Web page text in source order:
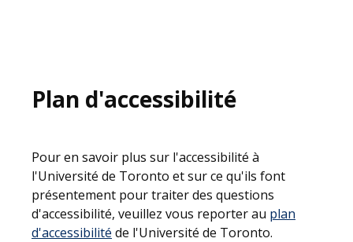
Plan d'accessibilité
Pour en savoir plus sur l'accessibilité à
l'Université de Toronto et sur ce qu'ils font
présentement pour traiter des questions
d'accessibilité, veuillez vous reporter au plan
d'accessibilité de l'Université de Toronto.